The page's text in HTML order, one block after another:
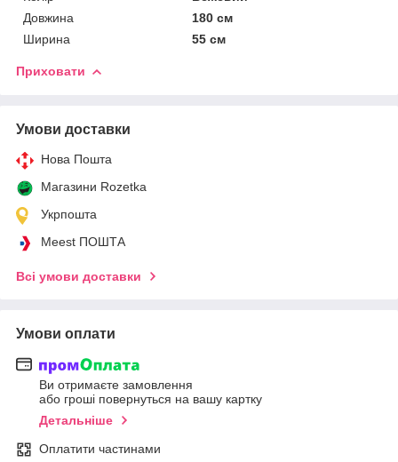
Довжина
180 см
Ширина
55 см
Приховати
Умови доставки
Нова Пошта
Магазини Rozetka
Укрпошта
Meest ПОШТА
Всі умови доставки
Умови оплати
Ви отримаєте замовлення
або гроші повернуться на вашу картку
Детальніше
Оплатити частинами